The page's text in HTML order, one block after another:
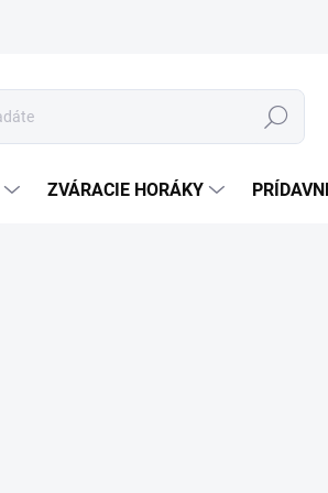
Hľadať
ZVÁRACIE HORÁKY